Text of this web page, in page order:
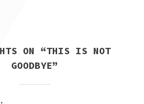
ON “THIS IS NOT
GOODBYE”